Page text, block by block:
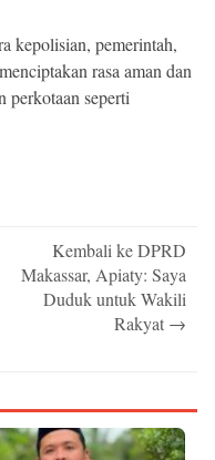
kepolisian, pemerintah,
rasa aman dan
perkotaan seperti
Kembali ke DPRD
Makassar, Apiaty: Saya
Duduk untuk Wakili
Rakyat →